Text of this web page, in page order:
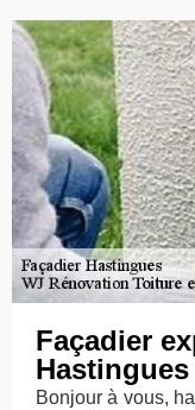
Façadier
Hastingues
Bonjour à vous,